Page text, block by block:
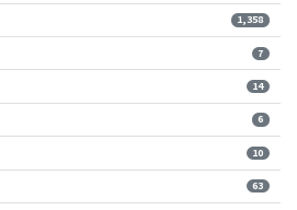
1,358
7
14
6
10
63